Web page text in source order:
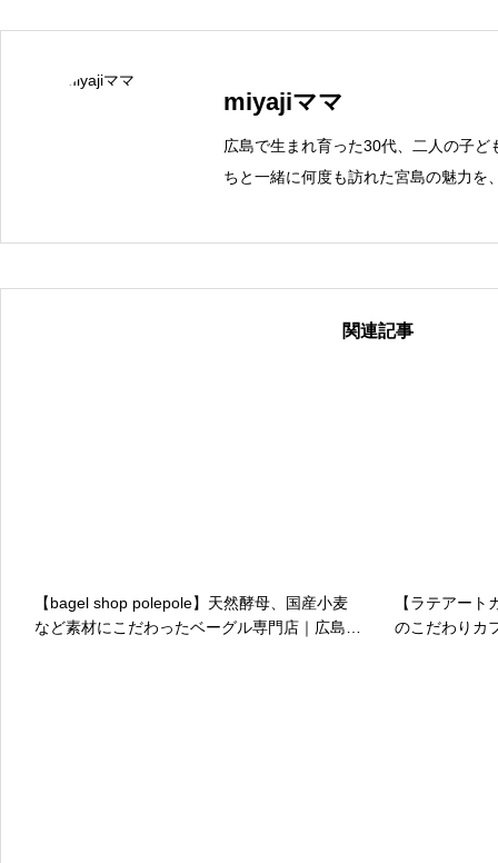
miyajiママ
広島で生まれ育った30代、二人の子
ちと一緒に何度も訪れた宮島の魅力を
ではの楽しみ方、季節ごとのおすすめ
関連記事
【bagel shop polepole】天然酵母、国産小麦
など素材にこだわったベーグル専門店｜広島県
【ラテアー
のこだわりカ